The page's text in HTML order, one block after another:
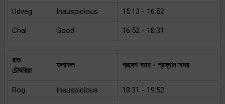
Udveg Inauspicious 15:13 - 16:52
Chal Good 16:52 - 18:31
রাত
চৌঘরিয়া
ফলাফল প্রবেশ সময় - প্রস্থান সময়
Rog Inauspicious 18:31 - 19:52